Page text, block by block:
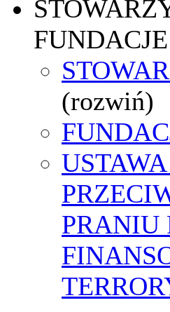
FUNDACJE
(rozwiń)
PRANIU